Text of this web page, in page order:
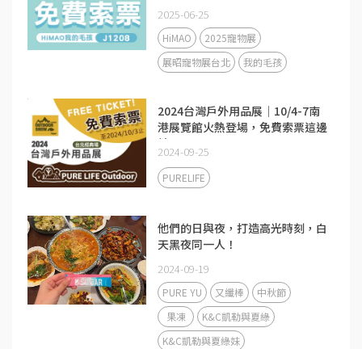
2025-06-25
HiMAO
2025寵物展
展昭寵物展台北
我的毛孩
2024台灣戶外用品展│10/4-7南
港展覽館火熱登場，免費索票這邊
請~
2024-09-25
PURELIFE
他們的日與夜，打造高光時刻，白
天黑夜同一人！
2024-09-19
PURE YU 又纖棒
中秋節
果凍
K&C凱勒與夏綠
K&C凱勒與夏綠妹